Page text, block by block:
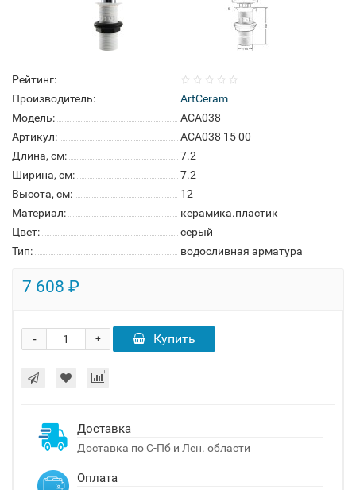
Рейтинг:
Производитель:
ArtCeram
Модель:
ACA038
Артикул:
ACA038 15 00
Длина, см:
7.2
Ширина, см:
7.2
Высота, см:
12
Материал:
керамика.пластик
Цвет:
серый
Тип:
водосливная арматура
7 608 ₽
+
- Купить
Доставка
Доставка по С-Пб и Лен. области
Оплата